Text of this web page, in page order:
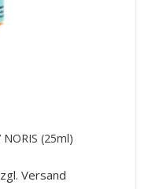
(25ml)
Versand